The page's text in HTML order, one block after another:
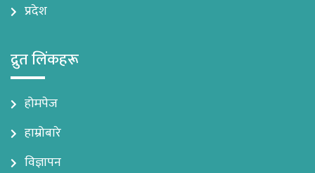
प्रदेश
द्रुत लिंकहरू
होमपेज
हाम्रोबारे
विज्ञापन